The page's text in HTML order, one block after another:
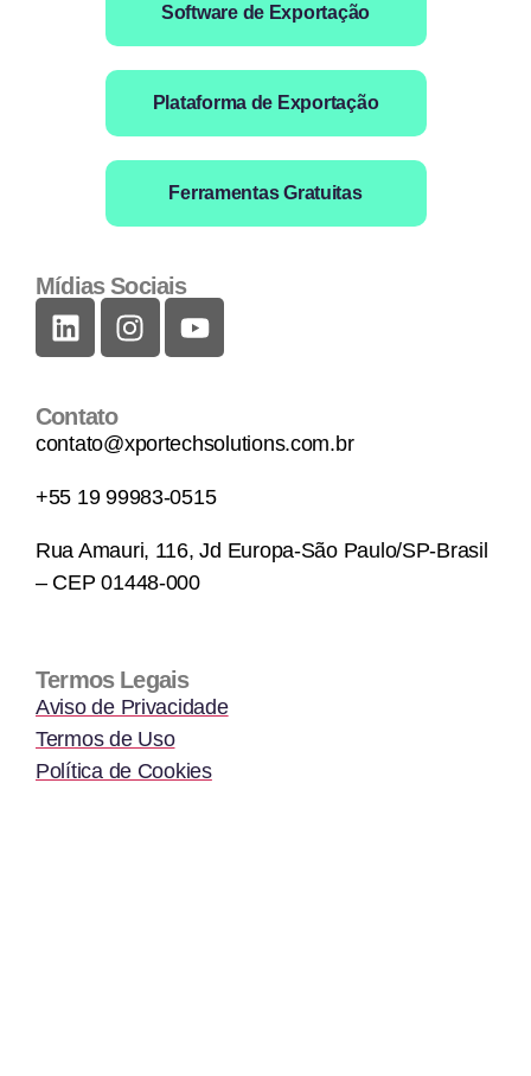
Software de Exportação
Plataforma de Exportação
Ferramentas Gratuitas
Mídias Sociais
Contato
contato@xportechsolutions.com.br
+55 19 99983-0515
Rua Amauri, 116, Jd Europa-São Paulo/SP-Brasil
– CEP 01448-000
Termos Legais
Aviso de Privacidade
Termos de Uso
Política de Cookies